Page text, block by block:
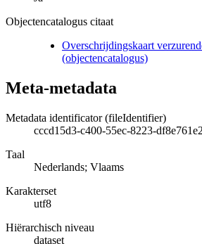
Objectencatalogus citaat
Overschrijdingskaart
(objectencatalogus)
Meta-metadata
Metadata identificator (fileIdentifier)
cccd15d3-c400-55ec-8223-
Taal
Nederlands; Vlaams
Karakterset
utf8
Hiërarchisch niveau
dataset